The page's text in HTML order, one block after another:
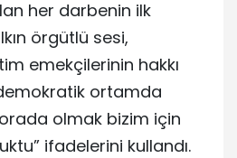
her darbenin ilk
örgütlü sesi,
emekçilerinin hakkı
ortamda
olmak bizim için
ifadelerini kullandı.